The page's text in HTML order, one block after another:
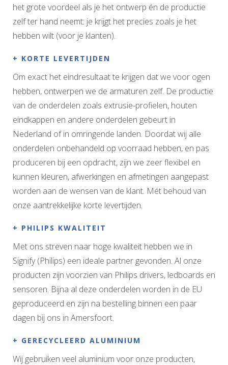
het grote voordeel als je het ontwerp én de productie
zelf ter hand neemt: je krijgt het precies zoals je het
hebben wilt (voor je klanten).
+ KORTE LEVERTIJDEN
Om exact het eindresultaat te krijgen dat we voor ogen
hebben, ontwerpen we de armaturen zelf. De productie
van de onderdelen zoals extrusie-profielen, houten
eindkappen en andere onderdelen gebeurt in
Nederland of in omringende landen. Doordat wij alle
onderdelen onbehandeld op voorraad hebben, en pas
produceren bij een opdracht, zijn we zeer flexibel en
kunnen kleuren, afwerkingen en afmetingen aangepast
worden aan de wensen van de klant. Mét behoud van
onze aantrekkelijke korte levertijden.
+ PHILIPS KWALITEIT
Met ons streven naar hoge kwaliteit hebben we in
Signify (Philips) een ideale partner gevonden. Al onze
producten zijn voorzien van Philips drivers, ledboards en
sensoren. Bijna al deze onderdelen worden in de EU
geproduceerd en zijn na bestelling binnen een paar
dagen bij ons in Amersfoort.
+ GERECYCLEERD ALUMINIUM
Wij gebruiken veel aluminium voor onze producten,